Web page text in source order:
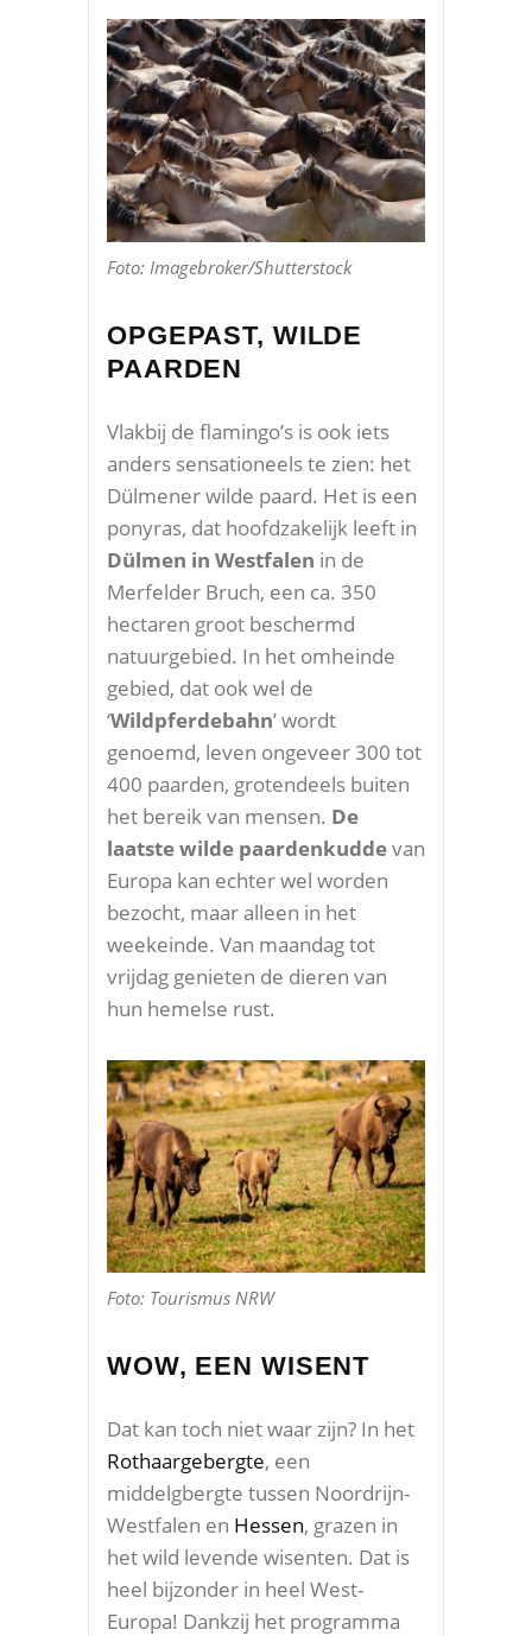
Foto: Imagebroker/Shutterstock
OPGEPAST, WILDE
PAARDEN
Vlakbij de flamingo’s is ook iets
anders sensationeels te zien: het
Dülmener wilde paard. Het is een
ponyras, dat hoofdzakelijk leeft in
Dülmen in Westfalen in de
Merfelder Bruch, een ca. 350
hectaren groot beschermd
natuurgebied. In het omheinde
gebied, dat ook wel de
‘Wildpferdebahn’ wordt
genoemd, leven ongeveer 300 tot
400 paarden, grotendeels buiten
het bereik van mensen. De
laatste wilde paardenkuddevan
Europa kan echter wel worden
bezocht, maar alleen in het
weekeinde. Van maandag tot
vrijdag genieten de dieren van
hun hemelse rust.
Foto: Tourismus NRW
WOW, EEN WISENT
Dat kan toch niet waar zijn? In het
Rothaargebergte, een
middelgbergte tussen Noordrijn-
Westfalen en Hessen, grazen in
het wild levende wisenten. Dat is
heel bijzonder in heel West-
Europa! Dankzij het programma